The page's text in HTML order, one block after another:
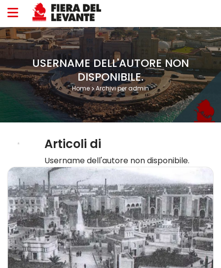
Vai al contenuto
USERNAME DELL'AUTORE NON
DISPONIBILE.
Home Archivi per admin
Articoli di
Username dell'autore non disponibile.